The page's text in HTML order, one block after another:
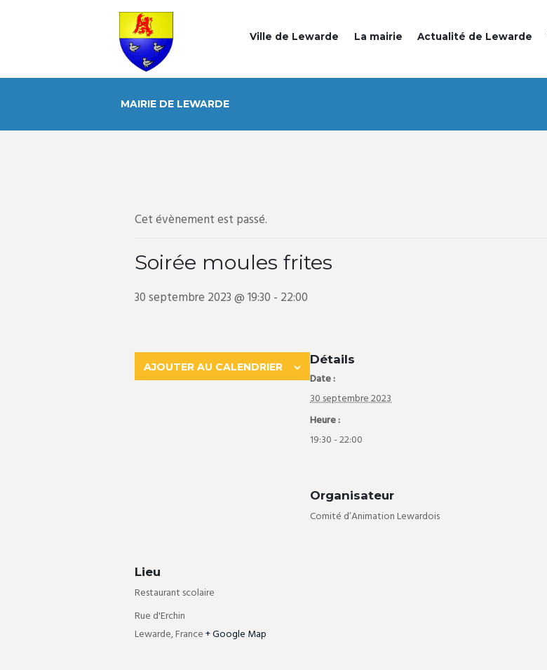
Ville de Lewarde La mairie Actualité de Lewarde
MAIRIE DE LEWARDE
Cet évènement est passé.
Soirée moules frites
30 septembre 2023 @ 19:30 - 22:00
AJOUTER AU CALENDRIER
Détails
Date :
30 septembre 2023
Heure :
19:30 - 22:00
Organisateur
Comité d’Animation Lewardois
Lieu
Restaurant scolaire
Rue d'Erchin
Lewarde,France+ Google Map